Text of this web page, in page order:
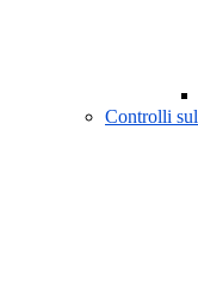
Controlli